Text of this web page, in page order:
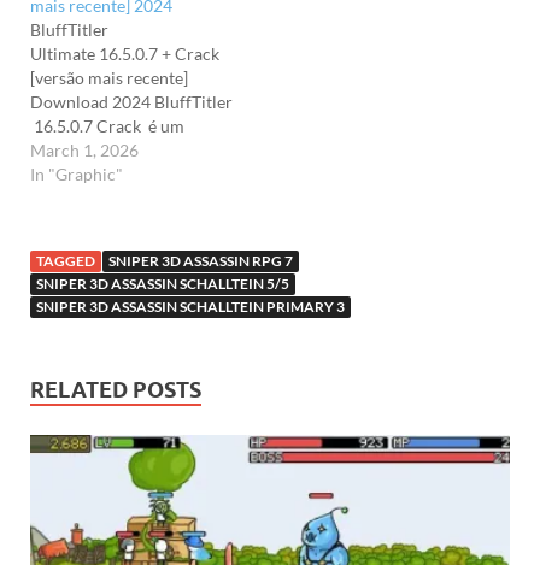
mais recente] 2024
BluffTitler
Ultimate 16.5.0.7 + Crack
[versão mais recente]
Download 2024 BluffTitler
16.5.0.7 Crack é um
utilitário que pode ajudá-lo
a projetar belos menus de
criar efeitos animados em
3D com as ferramentas
mais simples. Você
também pode executar e
March 1, 2026
In "Graphic"
TAGGED
SNIPER 3D ASSASSIN RPG 7
SNIPER 3D ASSASSIN SCHALLTEIN 5/5
SNIPER 3D ASSASSIN SCHALLTEIN PRIMARY 3
RELATED POSTS